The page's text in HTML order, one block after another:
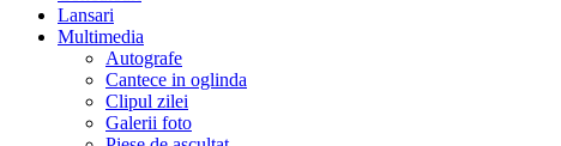
Lansari
Multimedia
Autografe
Cantece in oglinda
Clipul zilei
Galerii foto